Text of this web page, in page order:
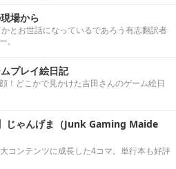
場から
とお世話になっているであろう有志翻訳者
。
プレイ絵日記
！どこかで見かけた吉田さんのゲーム絵日
じゃんげま（Junk Gaming Maide
コンテンツに成長した4コマ。単行本も好評